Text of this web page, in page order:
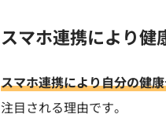
スマホ連携により健
スマホ連携により自分の健
注目される理由です。